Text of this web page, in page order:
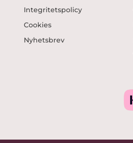
Integritetspolicy
Cookies
Nyhetsbrev